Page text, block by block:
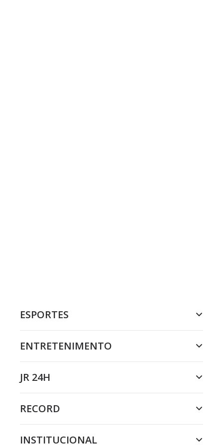
ESPORTES
ENTRETENIMENTO
JR 24H
RECORD
INSTITUCIONAL